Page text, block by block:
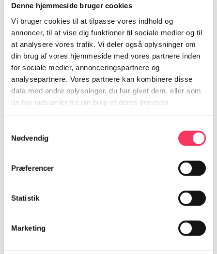
Denne hjemmeside bruger cookies
Vi bruger cookies til at tilpasse vores indhold og
annoncer, til at vise dig funktioner til sociale medier og til
at analysere vores trafik. Vi deler også oplysninger om
din brug af vores hjemmeside med vores partnere inden
for sociale medier, annonceringspartnere og
analysepartnere. Vores partnere kan kombinere disse
data med andre oplysninger, du har givet dem, eller som
de har indsamlet fra din brug af deres tjenester.
Nødvendig
Præferencer
Statistik
Marketing
Del på dine sociale medier
Facebook
X RedditLinkedInWhatsApp
Frihedens Kræmmermaked Vorupør Open Air
16:00 - 18:30